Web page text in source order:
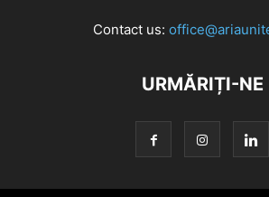
Contact us:
URMĂRIȚI-NE